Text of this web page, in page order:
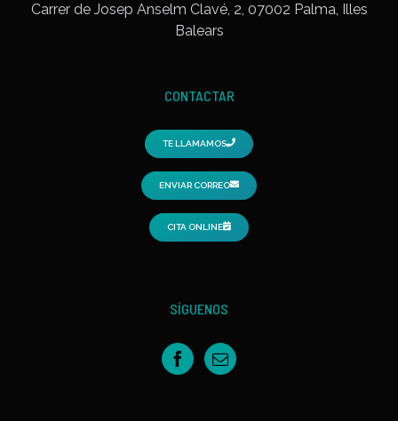
Carrer de Josep Anselm Clavé, 2, 07002 Palma, Illes
Balears
CONTACTAR
TE LLAMAMOS
ENVIAR CORREO
CITA ONLINE
SÍGUENOS